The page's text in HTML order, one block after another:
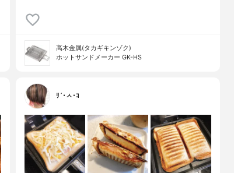
高木金属(タカギキンゾク)
ホットサンドメーカー GK-HS
ﾘ´･ㅅ･ｺ